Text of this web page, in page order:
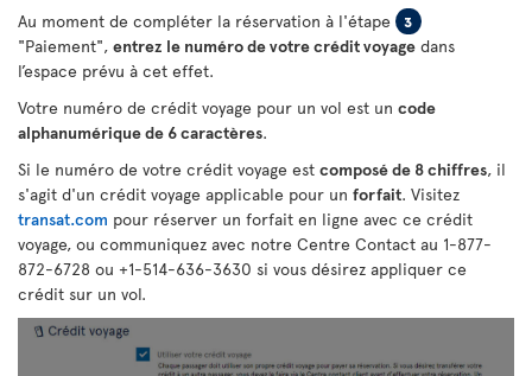
Au moment de compléter la réservation à l'étape 3
"Paiement", entrez le numéro de votre crédit voyage dans
l’espace prévu à cet effet.
Votre numéro de crédit voyage pour un vol est un code
alphanumérique de 6 caractères.
Si le numéro de votre crédit voyage est composé de 8 chiffres, il
s'agit d'un crédit voyage applicable pour un forfait. Visitez
transat.com pour réserver un forfait en ligne avec ce crédit
voyage, ou communiquez avec notre Centre Contact au 1-877-
872-6728 ou +1-514-636-3630 si vous désirez appliquer ce
crédit sur un vol.